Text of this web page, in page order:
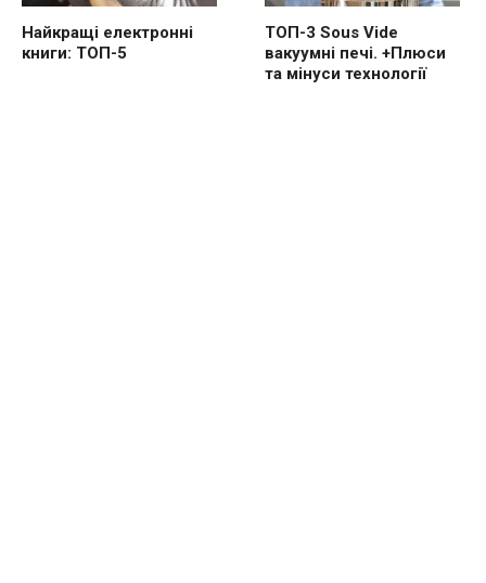
Найкращі електронні
книги: ТОП-5
ТОП-3 Sous Vide
вакуумні печі. +Плюси
та мінуси технології